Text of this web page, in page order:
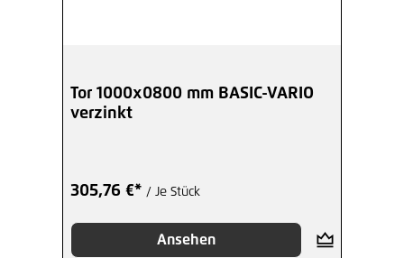
Tor 1000x0800 mm BASIC-VARIO
verzinkt
305,76 €* / Je Stück
Ansehen